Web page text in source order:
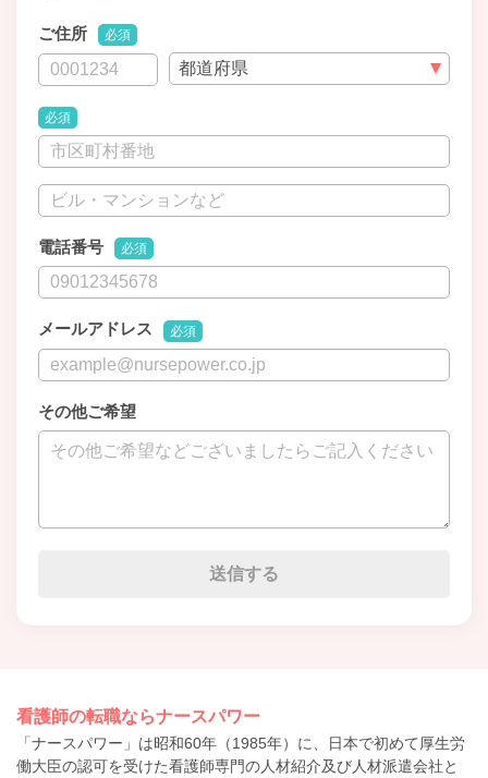
ご住所 必須
必須
電話番号 必須
メールアドレス 必須
その他ご希望
看護師の転職ならナースパワー
「ナースパワー」は昭和60年（1985年）に、日本で初めて厚生労
働大臣の認可を受けた看護師専門の人材紹介及び人材派遣会社と